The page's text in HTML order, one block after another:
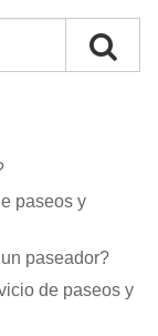
paseos y
paseador?
de paseos y